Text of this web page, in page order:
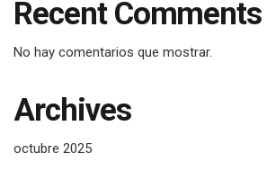
Recent Comments
No hay comentarios que mostrar.
Archives
octubre 2025